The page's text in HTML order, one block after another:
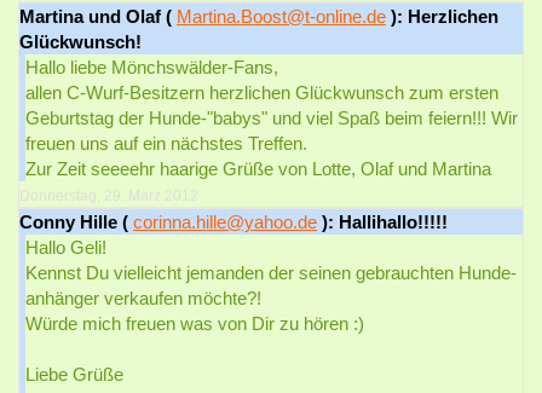
Martina und Olaf ( Martina.Boost@t-online.de ): Herzlichen
Glückwunsch!
Hallo liebe Mönchswälder-Fans,
allen C-Wurf-Besitzern herzlichen Glückwunsch zum ersten
Geburtstag der Hunde-"babys" und viel Spaß beim feiern!!! Wir
freuen uns auf ein nächstes Treffen.
Zur Zeit seeeehr haarige Grüße von Lotte, Olaf und Martina
Donnerstag, 29. März 2012
Conny Hille ( corinna.hille@yahoo.de ): Hallihallo!!!!!
Hallo Geli!
Kennst Du vielleicht jemanden der seinen gebrauchten Hunde-
anhänger verkaufen möchte?!
Würde mich freuen was von Dir zu hören :)
Liebe Grüße